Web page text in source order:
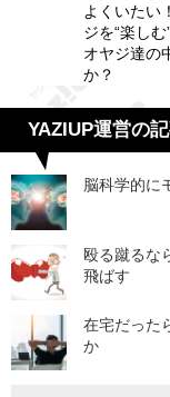
よくいたい
ジを“楽し
オヤジ達の
か？
YAZIUP運営の
脳科学的に
殴る蹴るな
飛ばす
在宅だった
か